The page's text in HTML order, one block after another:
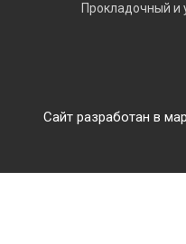
Сайт разработан в
Прокладочный и